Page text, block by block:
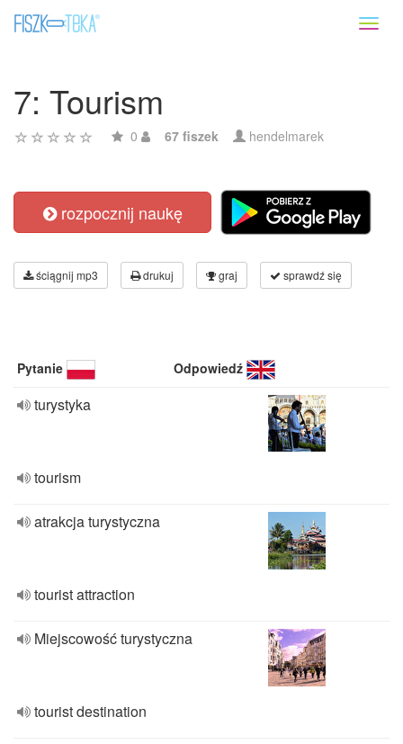
7: Tourism
0 67 fiszek hendelmarek
rozpocznij naukę
ściągnij mp3 drukuj graj sprawdź się
Pytanie Odpowiedź
turystyka
tourism
atrakcja turystyczna
tourist attraction
Miejscowość turystyczna
tourist destination